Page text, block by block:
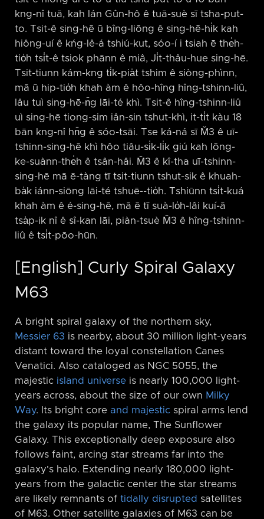
kng-nî tuā, kah lán Gûn-hô ê tuā-suè sī tsha-put-
to. Tsit-ê sing-hē ū bîng-liōng ê sing-hē-hi̍k kah
hiông-uí ê kńg-lê-á tshiú-kut, sóo-í i tsiah ē the̍h-
tio̍h tsi̍t-ê tsiok phānn ê miâ, Ji̍t-thâu-hue sing-hē.
Tsit-tiunn kám-kng ti̍k-pia̍t tshim ê siòng-phìnn,
mā ū hip-tio̍h khah àm ê hôo-hîng hîng-tshinn-liû,
lâu tuì sing-hē-n̄g lāi-té khì. Tsit-ê hîng-tshinn-liû
uì sing-hē tiong-sim iân-sin tshut-khì, it-ti̍t kàu 18
bān kng-nî hn̄g ê sóo-tsāi. Tse ká-ná sī M̌3 ê uī-
tshinn-sing-hē khì hôo tiâu-si̍k-li̍k giú kah lōng-
ke-suànn-the̍h ê tsân-hâi. M̌3 ê kî-tha uī-tshinn-
sing-hē mā ē-tàng tī tsit-tiunn tshut-sik ê khuah-
ba̍k iánn-siōng lāi-té tshuē-⁠-tio̍h. Tshiūnn tsi̍t-kuá
khah àm ê é-sing-hē, mā ē tī suà-lo̍h-lâi kuí-ā
tsa̍p-ik nî ê sî-kan lāi, piàn-tsuè M̌3 ê hîng-tshinn-
liû ê tsi̍t-pōo-hūn.
[English] Curly Spiral Galaxy
M63
A bright spiral galaxy of the northern sky,
Messier 63 is nearby, about 30 million light-years
distant toward the loyal constellation Canes
Venatici. Also cataloged as NGC 5055, the
majestic island universe is nearly 100,000 light-
years across, about the size of our own Milky
Way. Its bright core and majestic spiral arms lend
the galaxy its popular name, The Sunflower
Galaxy. This exceptionally deep exposure also
follows faint, arcing star streams far into the
galaxy's halo. Extending nearly 180,000 light-
years from the galactic center the star streams
are likely remnants of tidally disrupted satellites
of M63. Other satellite galaxies of M63 can be